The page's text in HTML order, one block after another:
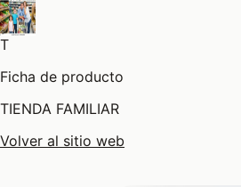
T
Ficha de producto
TIENDA FAMILIAR
Volver al sitio web